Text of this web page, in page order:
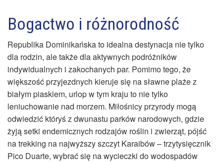
Bogactwo i różnorodność
Republika Dominikańska to idealna destynacja nie tylko
dla rodzin, ale także dla aktywnych podróżników
indywidualnych i zakochanych par. Pomimo tego, że
większość przyjezdnych kieruje się na sławne plaże z
białym piaskiem, urlop w tym kraju to nie tylko
leniuchowanie nad morzem. Miłośnicy przyrody mogą
odwiedzić któryś z dwunastu parków narodowych, gdzie
żyją setki endemicznych rodzajów roślin i zwierząt, pójść
na trekking na najwyższy szczyt Karaibów – trzytysięcznik
Pico Duarte, wybrać się na wycieczki do wodospadów